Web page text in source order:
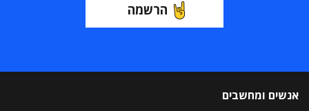
הרשמה
אנשים ומחשבים